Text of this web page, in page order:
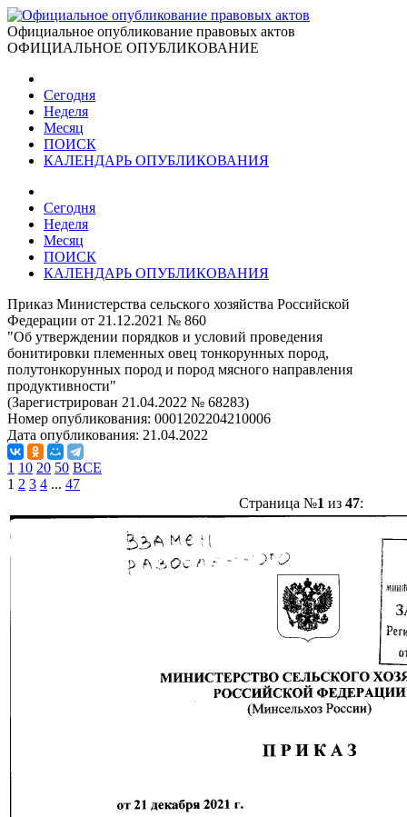
Официальное опубликование правовых актов
ОФИЦИАЛЬНОЕ ОПУБЛИКОВАНИЕ
Сегодня
Неделя
Месяц
ПОИСК
КАЛЕНДАРЬ ОПУБЛИКОВАНИЯ
Сегодня
Неделя
Месяц
ПОИСК
КАЛЕНДАРЬ ОПУБЛИКОВАНИЯ
Приказ Министерства сельского хозяйства Российской
Федерации от 21.12.2021 № 860
"Об утверждении порядков и условий проведения
бонитировки племенных овец тонкорунных пород,
полутонкорунных пород и пород мясного направления
продуктивности"
(Зарегистрирован 21.04.2022 № 68283)
Номер опубликования: 0001202204210006
Дата опубликования: 21.04.2022
1 10 20 50 ВСЕ
1 2 3 4 ... 47
Страница №1 из 47: